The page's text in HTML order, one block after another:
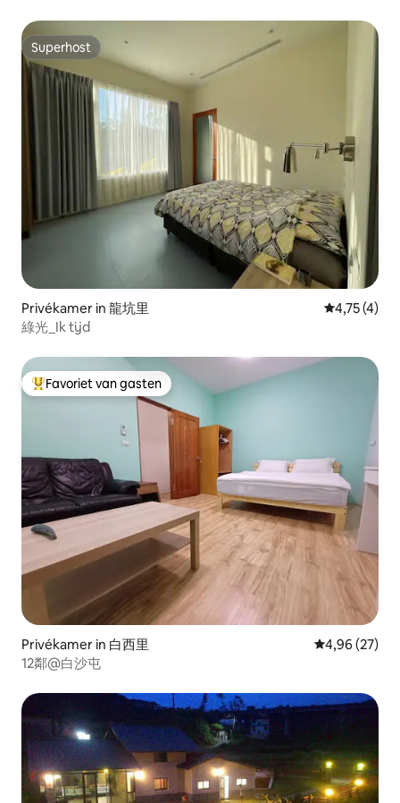
Superhost
Superhost
Privékamer in 龍坑里
4,75 (4)
綠光_Ik tijd
Topfavoriet van gasten
Favoriet van gasten
Privékamer in 白西里 Gemiddelde
4,96 (27)
12鄰@白沙屯